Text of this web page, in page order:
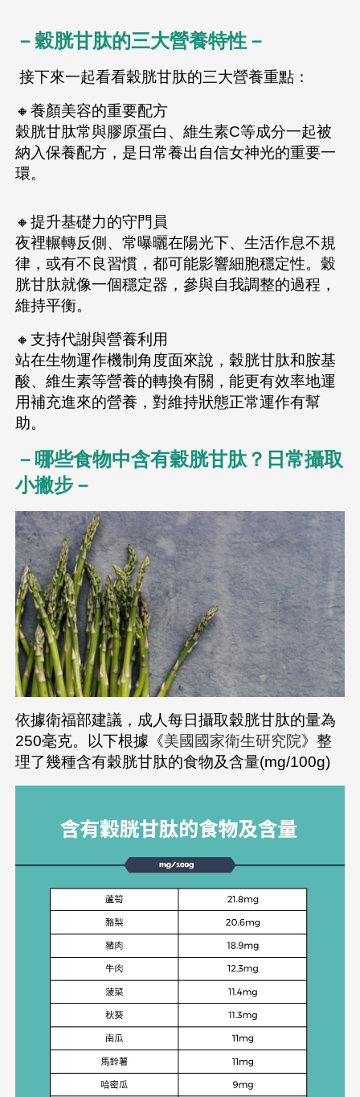
－穀胱甘肽的三大營養特性－
接下來一起看看穀胱甘肽的三大營養重點：
🔸養顏美容的重要配方
穀胱甘肽常與膠原蛋白、維生素C等成分一起被
納入保養配方，是日常養出自信女神光的重要一
環。
🔸提升基礎力的守門員
夜裡輾轉反側、常曝曬在陽光下、生活作息不規
律，或有不良習慣，都可能影響細胞穩定性。穀
胱甘肽就像一個穩定器，參與自我調整的過程，
維持平衡。
🔸支持代謝與營養利用
站在生物運作機制角度面來說，穀胱甘肽和胺基
酸、維生素等營養的轉換有關，能更有效率地運
用補充進來的營養，對維持狀態正常運作有幫
助。
－哪些食物中含有穀胱甘肽？日常攝取
小撇步－
依據衛福部建議，成人每日攝取穀胱甘肽的量為
250毫克。以下根據《美國國家衛生研究院》整
理了幾種含有穀胱甘肽的食物及含量(mg/100g)